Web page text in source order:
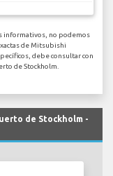
informativos, no podemos
de Mitsubishi
debe consultar con
de Stockholm.
de Stockholm -